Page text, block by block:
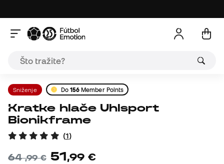
Sniženje Do 156 Member Points
Kratke hlače Uhlsport
Bionikframe
(1)
64,99 € 51,99 €